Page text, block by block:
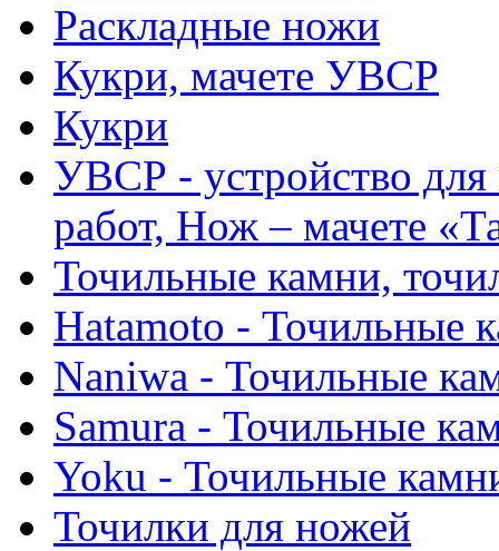
Раскладные ножи
Кукри, мачете УВСР
Кукри
УВСР - устройство для
работ, Нож – мачете
Точильные камни,
Hatamoto - Точильные
Naniwa - Точильные
Samura - Точильные
Yoku - Точильные
Точилки для ножей